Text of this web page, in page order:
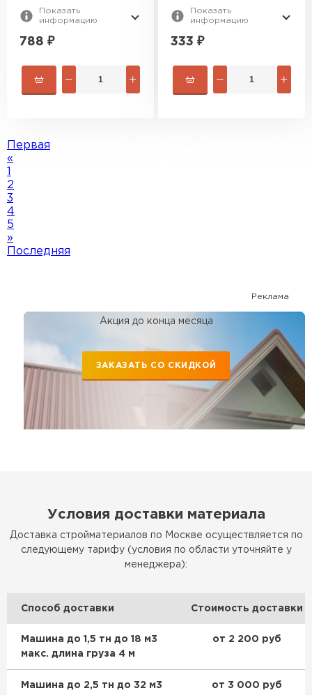
Показать
информацию
788 ₽
Показать
информацию
333 ₽
Первая
«
2
3
4
5
»
Последняя
Реклама
Акция до конца месяца
ЗАКАЗАТЬ СО СКИДКОЙ
Условия доставки материала
Доставка стройматериалов по Москве осуществляется по
следующему тарифу (условия по области уточняйте у
менеджера):
Способ доставки Стоимость доставки
Машина до 1,5 тн до 18 м3
макс. длина груза 4 м
от 2 200 руб
Машина до 2,5 тн до 32 м3
от 3 000 руб